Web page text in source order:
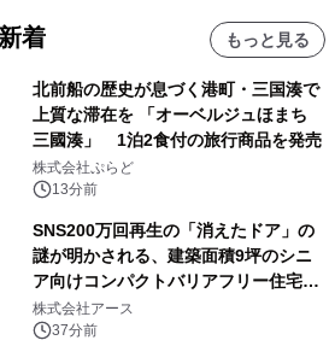
着 もっと見る
北前船の歴史が息づく港町・三国湊で
上質な滞在を 「オーベルジュほまち
三國湊」 1泊2食付の旅行商品を発売
株式会社ぷらど
13分前
SNS200万回再生の「消えたドア」の
謎が明かされる、建築面積9坪のシニ
ア向けコンパクトバリアフリー住宅が
誕生
株式会社アース
37分前